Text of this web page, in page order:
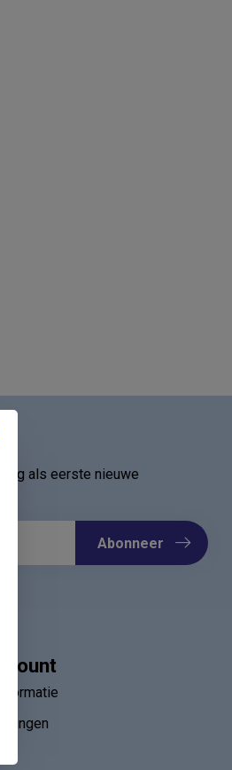
als eerste nieuwe
Abonneer